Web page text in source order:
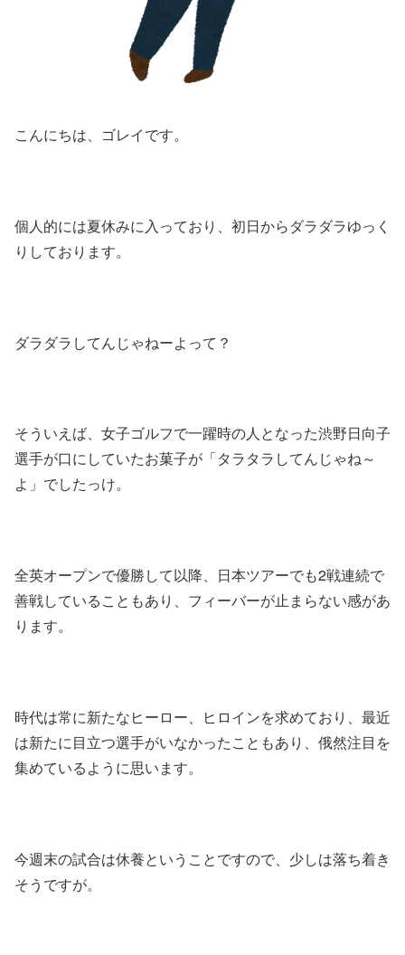
こんにちは、ゴレイです。
個人的には夏休みに入っており、初日からダラダラゆっく
りしております。
ダラダラしてんじゃねーよって？
そういえば、女子ゴルフで一躍時の人となった渋野日向子
選手が口にしていたお菓子が「タラタラしてんじゃね～
よ」でしたっけ。
全英オープンで優勝して以降、日本ツアーでも2戦連続で
善戦していることもあり、フィーバーが止まらない感があ
ります。
時代は常に新たなヒーロー、ヒロインを求めており、最近
は新たに目立つ選手がいなかったこともあり、俄然注目を
集めているように思います。
今週末の試合は休養ということですので、少しは落ち着き
そうですが。